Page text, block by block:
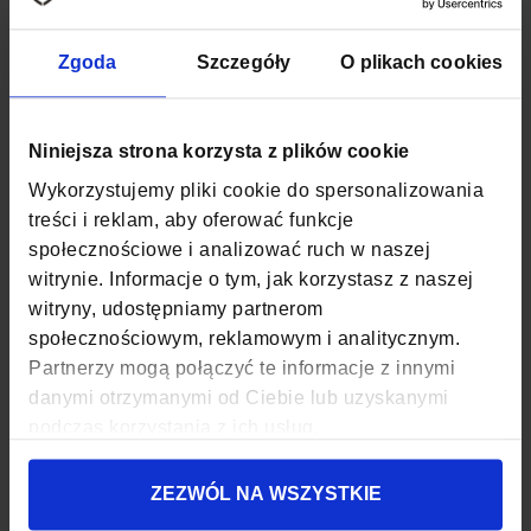
Zgoda Szczegóły O plikach cookies
Niniejsza strona korzysta z plików cookie
Wykorzystujemy pliki cookie do spersonalizowania
treści i reklam, aby oferować funkcje
społecznościowe i analizować ruch w naszej
witrynie. Informacje o tym, jak korzystasz z naszej
witryny, udostępniamy partnerom
społecznościowym, reklamowym i analitycznym.
Partnerzy mogą połączyć te informacje z innymi
danymi otrzymanymi od Ciebie lub uzyskanymi
ZEZWÓL NA WSZYSTKIE
Sprawdzi się zarówno do przechowywania przyborów
szkolnych, jak i kosmetyków czy drobiazgów. Dzięki miękkiej
Worek-plecakwykonano z lekkiegopoliestruodpornego na
zabrudzenia.Pojemnakomora pomieści buty, odzież na
zmianę lub zakupy, a sznurkowe
zamknięcie pełni jednocześnie
funkcję wygodnychszelek.
To świetnyzestawdo szkoły, na uczelnię, wycieczki i codzienne
użytkowanie –
praktyczny lekki
oryginalnym stylem
Więcej
informacji
SKU ZG695/713/708
ZAPIĘCIE SUWAK